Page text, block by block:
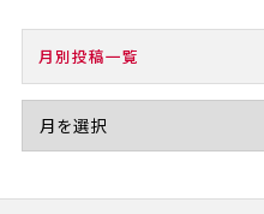
月別投稿一覧